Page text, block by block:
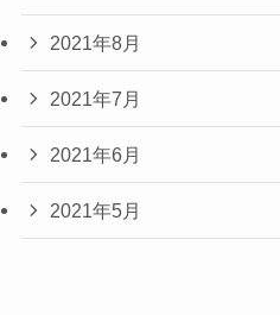
2021年8月
2021年7月
2021年6月
2021年5月